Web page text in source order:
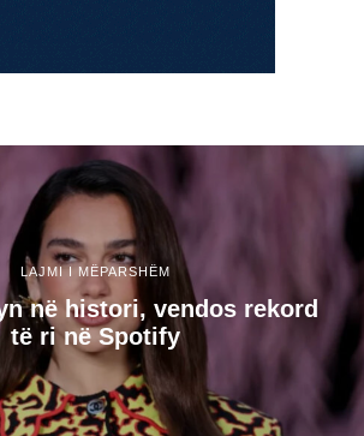
LAJMI I MËPARSHËM
në histori, vendos rekord
të ri në Spotify